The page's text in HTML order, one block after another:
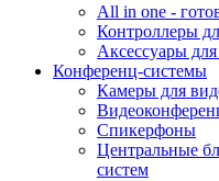
All in one -
Контроллеры
Аксессуары
Конференц-системы
Камеры для
Спикерфоны
Центральные
систем